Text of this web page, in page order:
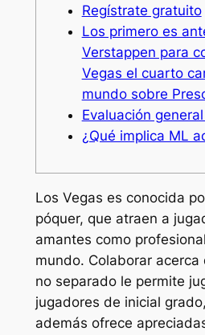
Regístrate gratuito
Los primero es
Verstappen para
Vegas el cuarto
mundo sobre
Evaluación
¿Qué implica ML
Los Vegas es conocida
póquer, que atraen a
amantes como
mundo. Colaborar
no separado le permite
jugadores de inicial
además ofrece